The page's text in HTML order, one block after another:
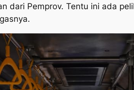
dari Pemprov. Tentu ini ada